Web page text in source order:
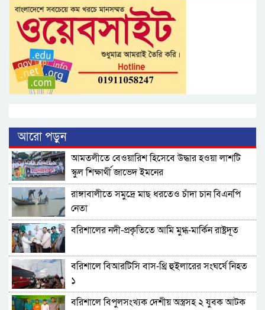
আরো পড়ুন
আমতলীতে বেওয়ারিশ হিসেবে উদ্ধার হওয়া লাশটি
স্কুল শিক্ষার্থী জাভেদ ইমনের
রাঙ্গাবালীতে সমু‌দ্রে মাছ ধরতেও চাঁদা চান বিএনপি
নেতা
বরিশালের নদী-প্রকৃতিতে আমি মুগ্ধ-মার্কিন রাষ্ট্রদূত
বরিশালে বিআরটিসি বাস-থ্রি হুইলারের সংঘর্ষে নিহত
১
বরিশালে বিপুলসংখ্যক দেশীয় অস্ত্রসহ ২ যুবক আটক